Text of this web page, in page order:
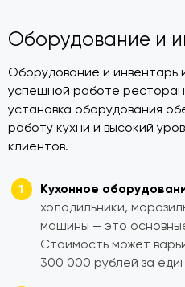
Оборудование и
Оборудование и
успешной работе
установка оборудования
работу кухни и высокий
клиентов.
Кухонное
холодильники,
машины — это
Стоимость может
300 000 рублей за